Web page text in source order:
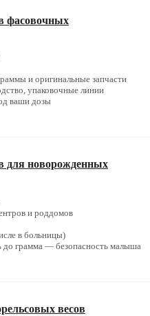
фасовочных
и оригинальные запчасти
упаковочные линии
ваши дозы
для новорожденных
и роддомов
в больницы)
до грамма — безопасность малыша
весов